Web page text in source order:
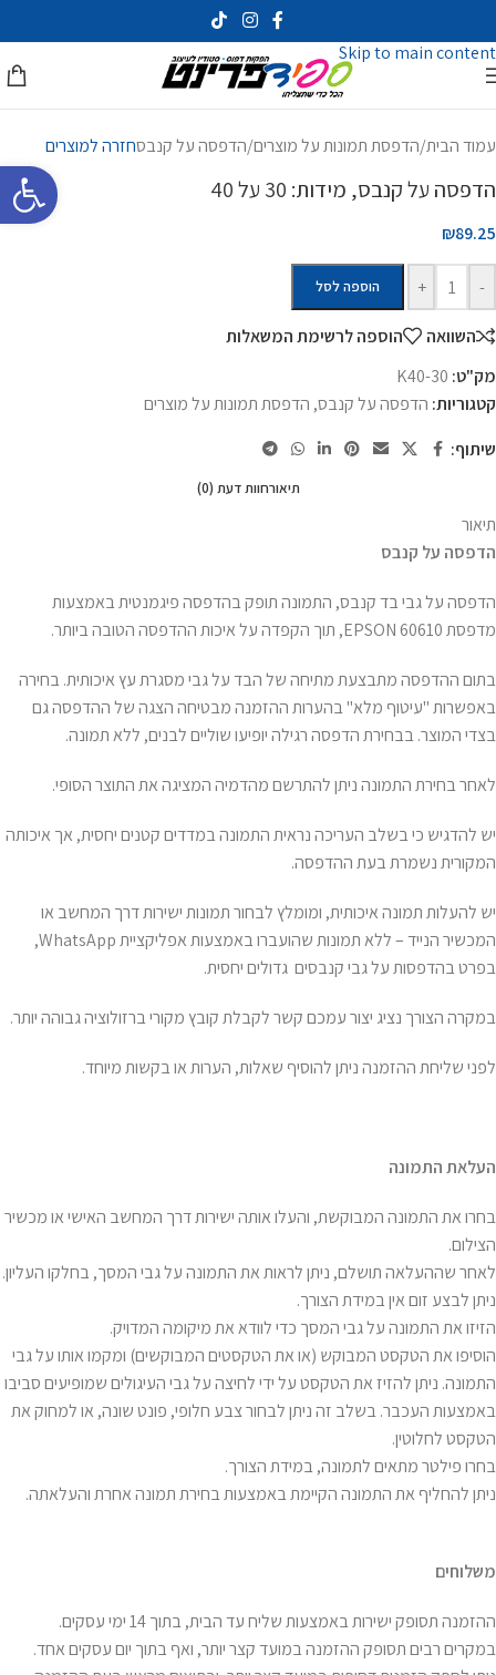
פתח
Skip to main content
עמוד הבית/הדפסת תמונות על מוצרים/הדפסה על קנבסחזרה למוצרים
הדפסה על קנבס, מידות: 30 על 40
₪89.25
-
+ הוספה לסל
השוואה
הוספה לרשימת המשאלות
מק"ט: K40-30
קטגוריות: הדפסה על קנבס, הדפסת תמונות על מוצרים
שיתוף:
תיאורחוות דעת (0)
תיאור
הדפסה על קנבס
הדפסה על גבי בד קנבס, התמונה תופק בהדפסה פיגמנטית באמצעות
מדפסת EPSON 60610, תוך הקפדה על איכות ההדפסה הטובה ביותר.
בתום ההדפסה מתבצעת מתיחה של הבד על גבי מסגרת עץ איכותית. בחירה
באפשרות "עיטוף מלא" בהערות ההזמנה מבטיחה הצגה של ההדפסה גם
בצדי המוצר. בבחירת הדפסה רגילה יופיעו שוליים לבנים, ללא תמונה.
לאחר בחירת התמונה ניתן להתרשם מהדמיה המציגה את התוצר הסופי.
יש להדגיש כי בשלב העריכה נראית התמונה במדדים קטנים יחסית, אך איכותה
המקורית נשמרת בעת ההדפסה.
יש להעלות תמונה איכותית, ומומלץ לבחור תמונות ישירות דרך המחשב או
המכשיר הנייד – ללא תמונות שהועברו באמצעות אפליקציית WhatsApp,
בפרט בהדפסות על גבי קנבסים גדולים יחסית.
במקרה הצורך נציג יצור עמכם קשר לקבלת קובץ מקורי ברזולוציה גבוהה יותר.
לפני שליחת ההזמנה ניתן להוסיף שאלות, הערות או בקשות מיוחד.
העלאת התמונה
בחרו את התמונה המבוקשת, והעלו אותה ישירות דרך המחשב האישי או מכשיר
הצילום.
לאחר שההעלאה תושלם, ניתן לראות את התמונה על גבי המסך, בחלקו העליון.
ניתן לבצע זום אין במידת הצורך.
הזיזו את התמונה על גבי המסך כדי לוודא את מיקומה המדויק.
הוסיפו את הטקסט המבוקש (או את הטקסטים המבוקשים) ומקמו אותו על גבי
התמונה. ניתן להזיז את הטקסט על ידי לחיצה על גבי העיגולים שמופיעים סביבו
באמצעות העכבר. בשלב זה ניתן לבחור צבע חלופי, פונט שונה, או למחוק את
הטקסט לחלוטין.
בחרו פילטר מתאים לתמונה, במידת הצורך.
ניתן להחליף את התמונה הקיימת באמצעות בחירת תמונה אחרת והעלאתה.
משלוחים
ההזמנה תסופק ישירות באמצעות שליח עד הבית, בתוך 14 ימי עסקים.
במקרים רבים תסופק ההזמנה במועד קצר יותר, ואף בתוך יום עסקים אחד.